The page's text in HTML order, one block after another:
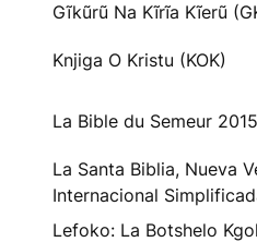
Gĩkũrũ Na Kĩrĩa Kĩerũ
Knjiga O Kristu (KOK)
La Bible du Semeur
La Santa Biblia, Nueva
Internacional
Lefoko: La Botshelo